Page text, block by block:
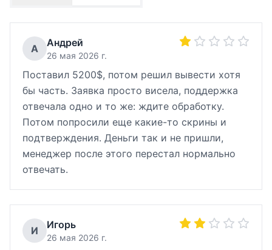
А Андрей
26 мая 2026 г.
Поставил 5200$, потом решил вывести хотя
бы часть. Заявка просто висела, поддержка
отвечала одно и то же: ждите обработку.
Потом попросили еще какие-то скрины и
подтверждения. Деньги так и не пришли,
менеджер после этого перестал нормально
отвечать.
И Игорь
26 мая 2026 г.